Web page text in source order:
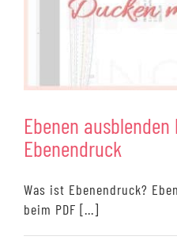
Ebenen
Ebenendruck
Was ist Ebenendruck?
beim PDF [...]